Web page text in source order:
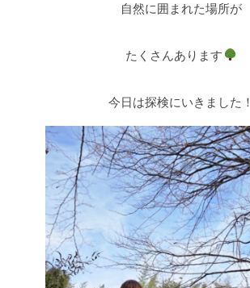
自然に囲まれた場所が
たくさんあります
今日は探検にいきました！